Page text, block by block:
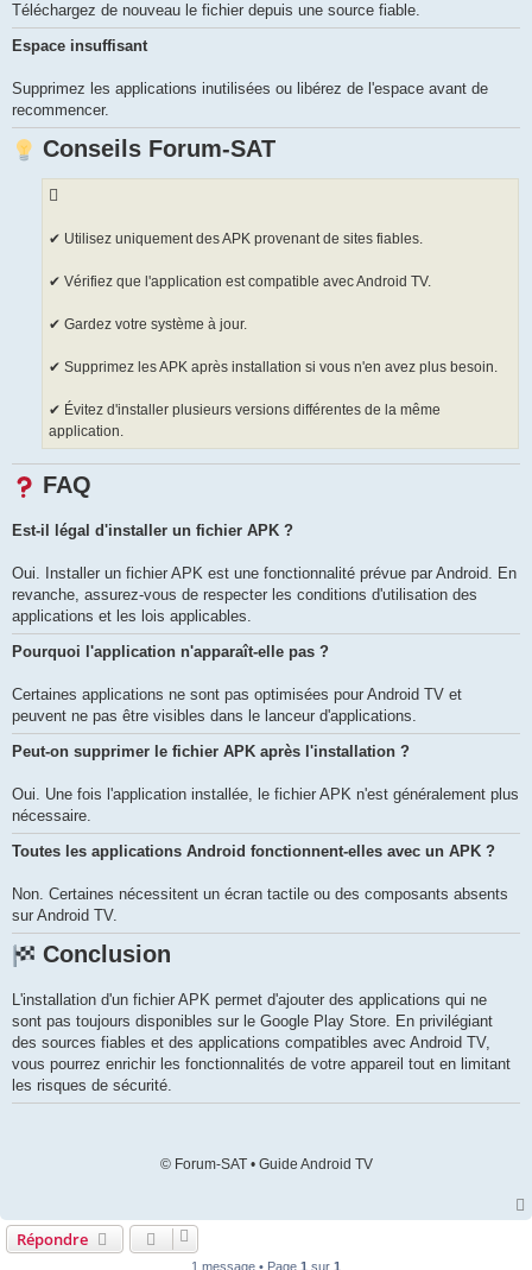
Téléchargez de nouveau le fichier depuis une source fiable.
Espace insuffisant
Supprimez les applications inutilisées ou libérez de l'espace avant de
recommencer.
Conseils Forum-SAT
✔ Utilisez uniquement des APK provenant de sites fiables.
✔ Vérifiez que l'application est compatible avec Android TV.
✔ Gardez votre système à jour.
✔ Supprimez les APK après installation si vous n'en avez plus besoin.
✔ Évitez d'installer plusieurs versions différentes de la même
application.
FAQ
Est-il légal d'installer un fichier APK ?
Oui. Installer un fichier APK est une fonctionnalité prévue par Android. En
revanche, assurez-vous de respecter les conditions d'utilisation des
applications et les lois applicables.
Pourquoi l'application n'apparaît-elle pas ?
Certaines applications ne sont pas optimisées pour Android TV et
peuvent ne pas être visibles dans le lanceur d'applications.
Peut-on supprimer le fichier APK après l'installation ?
Oui. Une fois l'application installée, le fichier APK n'est généralement plus
nécessaire.
Toutes les applications Android fonctionnent-elles avec un APK ?
Non. Certaines nécessitent un écran tactile ou des composants absents
sur Android TV.
Conclusion
L'installation d'un fichier APK permet d'ajouter des applications qui ne
sont pas toujours disponibles sur le Google Play Store. En privilégiant
des sources fiables et des applications compatibles avec Android TV,
vous pourrez enrichir les fonctionnalités de votre appareil tout en limitant
les risques de sécurité.
© Forum-SAT • Guide Android TV
Répondre
1 message • Page 1 sur 1